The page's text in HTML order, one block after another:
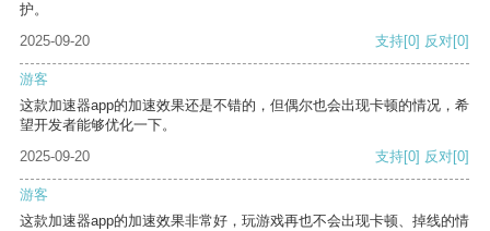
护。
2025-09-20
支持[0] 反对[0]
游客
这款加速器app的加速效果还是不错的，但偶尔也会出现卡顿的情况，希
望开发者能够优化一下。
2025-09-20
支持[0] 反对[0]
游客
这款加速器app的加速效果非常好，玩游戏再也不会出现卡顿、掉线的情